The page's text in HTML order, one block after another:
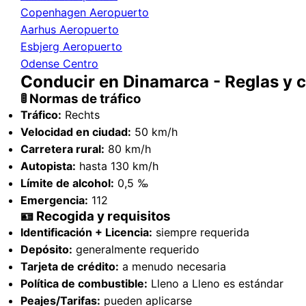
Copenhagen Aeropuerto
Aarhus Aeropuerto
Esbjerg Aeropuerto
Odense Centro
Conducir en Dinamarca - Reglas y
🚦 Normas de tráfico
Tráfico: Rechts
Velocidad en ciudad: 50 km/h
Carretera rural: 80 km/h
Autopista: hasta 130 km/h
Límite de alcohol: 0,5 ‰
Emergencia: 112
🪪 Recogida y requisitos
Identificación + Licencia: siempre requerida
Depósito: generalmente requerido
Tarjeta de crédito: a menudo necesaria
Política de combustible: Lleno a Lleno es estándar
Peajes/Tarifas: pueden aplicarse